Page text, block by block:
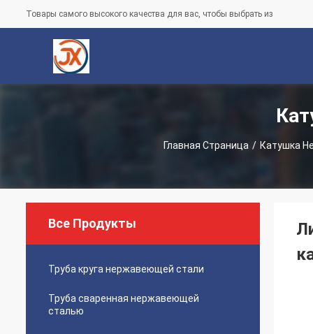
Товары самого высокого качества для вас, чтобы выбрать из
Главная Страница / Катушка
Все Продукты
Труба круга нержавеющей стали
Труба сваренная нержавеющей
сталью